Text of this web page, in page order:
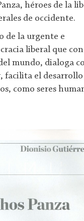
héroes de la
de occidente.
de la urgente e
liberal que con
mundo, dialoga
facilita el
como seres